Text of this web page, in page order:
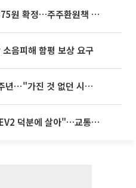
SK하이닉스, 분기배당 375원 확정…주주환원책 9월로 앞당겨 발표
음피해 함평 보상 요구
임영웅, 어느덧 데뷔 10주년⋯"가진 것 없던 시절, 내 앞엔 20명의 팬뿐"
'굿 윌 헌팅' 배우 "기아 EV2 덕분에 살아"…교통사고 후 안전성 극찬